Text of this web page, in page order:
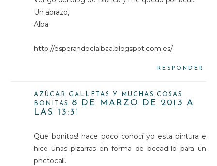
Un abrazo,
Alba
http://esperandoelalbaa.blogspot.com.es/
RESPONDER
AZÚCAR GALLETAS Y MUCHAS COSAS
BONITAS
8 DE MARZO DE 2013 A
LAS 13:31
Que bonitos! hace poco conocí yo esta pintura e
hice unas pizarras en forma de bocadillo para un
photocall.